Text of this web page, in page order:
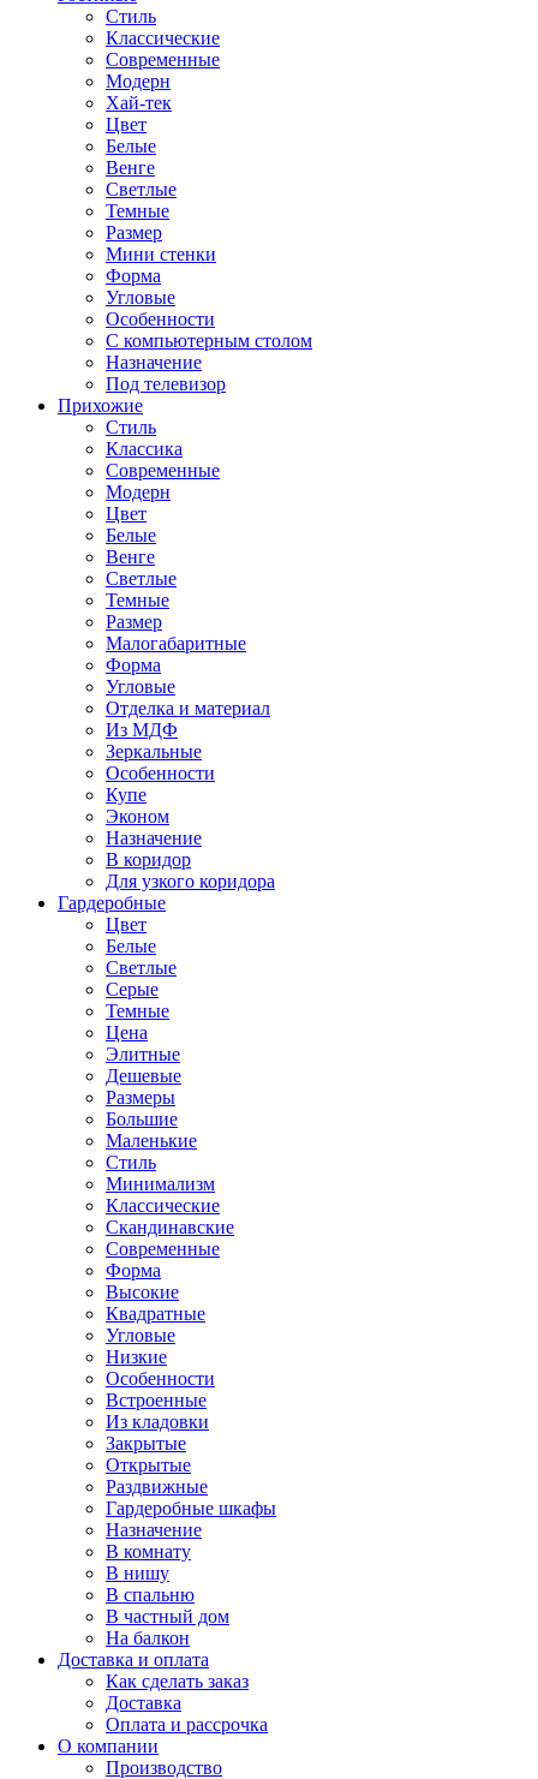
Стиль
Классические
Современные
Модерн
Хай-тек
Цвет
Белые
Венге
Светлые
Темные
Размер
Мини стенки
Форма
Угловые
Особенности
С компьютерным столом
Назначение
Под телевизор
Прихожие
Стиль
Классика
Современные
Модерн
Цвет
Белые
Венге
Светлые
Темные
Размер
Малогабаритные
Форма
Угловые
Отделка и материал
Из МДФ
Зеркальные
Особенности
Купе
Эконом
Назначение
В коридор
Для узкого коридора
Гардеробные
Цвет
Белые
Светлые
Серые
Темные
Цена
Элитные
Дешевые
Размеры
Большие
Маленькие
Стиль
Минимализм
Классические
Скандинавские
Современные
Форма
Высокие
Квадратные
Угловые
Низкие
Особенности
Встроенные
Из кладовки
Закрытые
Открытые
Раздвижные
Гардеробные шкафы
Назначение
В комнату
В нишу
В спальню
В частный дом
На балкон
Доставка и оплата
Как сделать заказ
Доставка
Оплата и рассрочка
О компании
Производство